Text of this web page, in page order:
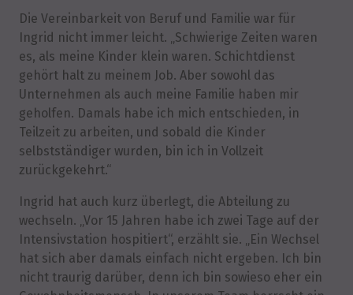
Die Vereinbarkeit von Beruf und Familie war für
Ingrid nicht immer leicht. „Schwierige Zeiten waren
es, als meine Kinder klein waren. Schichtdienst
gehört halt zu meinem Job. Aber sowohl das
Unternehmen als auch meine Familie haben mir
geholfen. Damals habe ich mich entschieden, in
Teilzeit zu arbeiten, und sobald die Kinder
selbstständiger wurden, bin ich in Vollzeit
zurückgekehrt.“
Ingrid hat auch kurz überlegt, die Abteilung zu
wechseln. „Vor 15 Jahren habe ich zwei Tage auf der
Intensivstation hospitiert“, erzählt sie. „Ein Wechsel
hat sich aber damals einfach nicht ergeben. Ich bin
nicht traurig darüber, denn ich bin sowieso eher ein